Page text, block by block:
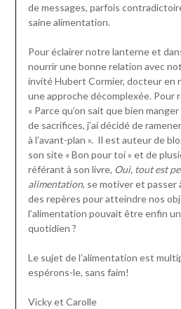
de messages, parfois
saine alimentation.
Pour éclairer notre lanterne et
nourrir une bonne relation avec
invité Hubert Cormier, docteur en
une approche décomplexée. Pour
« Parce qu’on sait que bien
de sacrifices, j’ai décidé de
à l’avant-plan ». Il est auteur de
son site « Bon pour toi » et de
référant à son livre, Oui, tout est
alimentation, se motiver et passer
des repères pour atteindre nos
l’alimentation pouvait être enfin
quotidien ?
Le sujet de l’alimentation est
espérons-le, sans faim!
Vicky et Carolle